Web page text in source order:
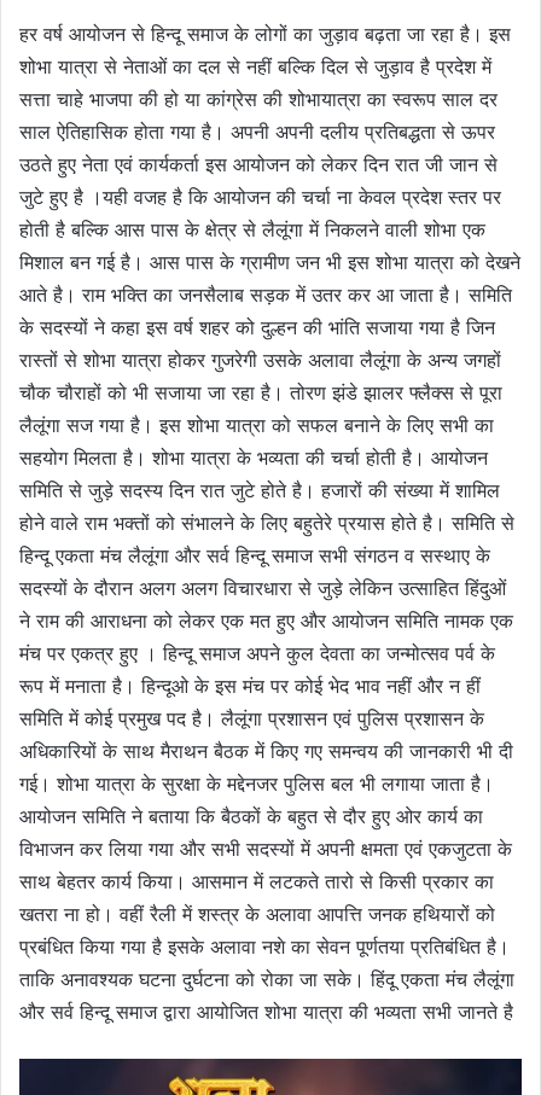
हर वर्ष आयोजन से हिन्दू समाज के लोगों का जुड़ाव बढ़ता जा रहा है। इस
शोभा यात्रा से नेताओं का दल से नहीं बल्कि दिल से जुड़ाव है प्रदेश में
सत्ता चाहे भाजपा की हो या कांग्रेस की शोभायात्रा का स्वरूप साल दर
साल ऐतिहासिक होता गया है। अपनी अपनी दलीय प्रतिबद्धता से ऊपर
उठते हुए नेता एवं कार्यकर्ता इस आयोजन को लेकर दिन रात जी जान से
जुटे हुए है ।यही वजह है कि आयोजन की चर्चा ना केवल प्रदेश स्तर पर
होती है बल्कि आस पास के क्षेत्र से लैलूंगा में निकलने वाली शोभा एक
मिशाल बन गई है। आस पास के ग्रामीण जन भी इस शोभा यात्रा को देखने
आते है। राम भक्ति का जनसैलाब सड़क में उतर कर आ जाता है। समिति
के सदस्यों ने कहा इस वर्ष शहर को दुल्हन की भांति सजाया गया है जिन
रास्तों से शोभा यात्रा होकर गुजरेगी उसके अलावा लैलूंगा के अन्य जगहों
चौक चौराहों को भी सजाया जा रहा है। तोरण झंडे झालर फ्लैक्स से पूरा
लैलूंगा सज गया है। इस शोभा यात्रा को सफल बनाने के लिए सभी का
सहयोग मिलता है। शोभा यात्रा के भव्यता की चर्चा होती है। आयोजन
समिति से जुड़े सदस्य दिन रात जुटे होते है। हजारों की संख्या में शामिल
होने वाले राम भक्तों को संभालने के लिए बहुतेरे प्रयास होते है। समिति से
हिन्दू एकता मंच लैलूंगा और सर्व हिन्दू समाज सभी संगठन व सस्थाए के
सदस्यों के दौरान अलग अलग विचारधारा से जुड़े लेकिन उत्साहित हिंदुओं
ने राम की आराधना को लेकर एक मत हुए और आयोजन समिति नामक एक
मंच पर एकत्र हुए । हिन्दू समाज अपने कुल देवता का जन्मोत्सव पर्व के
रूप में मनाता है। हिन्दूओ के इस मंच पर कोई भेद भाव नहीं और न हीं
समिति में कोई प्रमुख पद है। लैलूंगा प्रशासन एवं पुलिस प्रशासन के
अधिकारियों के साथ मैराथन बैठक में किए गए समन्वय की जानकारी भी दी
गई। शोभा यात्रा के सुरक्षा के मद्देनजर पुलिस बल भी लगाया जाता है।
आयोजन समिति ने बताया कि बैठकों के बहुत से दौर हुए ओर कार्य का
विभाजन कर लिया गया और सभी सदस्यों में अपनी क्षमता एवं एकजुटता के
साथ बेहतर कार्य किया। आसमान में लटकते तारो से किसी प्रकार का
खतरा ना हो। वहीं रैली में शस्त्र के अलावा आपत्ति जनक हथियारों को
प्रबंधित किया गया है इसके अलावा नशे का सेवन पूर्णतया प्रतिबंधित है।
ताकि अनावश्यक घटना दुर्घटना को रोका जा सके। हिंदू एकता मंच लैलूंगा
और सर्व हिन्दू समाज द्वारा आयोजित शोभा यात्रा की भव्यता सभी जानते है